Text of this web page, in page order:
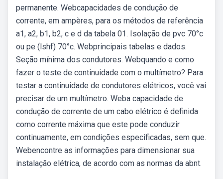
permanente. Webcapacidades de condução de
corrente, em ampères, para os métodos de referência
a1, a2, b1, b2, c e d da tabela 01. Isolação de pvc 70°c
ou pe (lshf) 70°c. Webprincipais tabelas e dados.
Seção mínima dos condutores. Webquando e como
fazer o teste de continuidade com o multímetro? Para
testar a continuidade de condutores elétricos, você vai
precisar de um multímetro. Weba capacidade de
condução de corrente de um cabo elétrico é definida
como corrente máxima que este pode conduzir
continuamente, em condições especificadas, sem que.
Webencontre as informações para dimensionar sua
instalação elétrica, de acordo com as normas da abnt.